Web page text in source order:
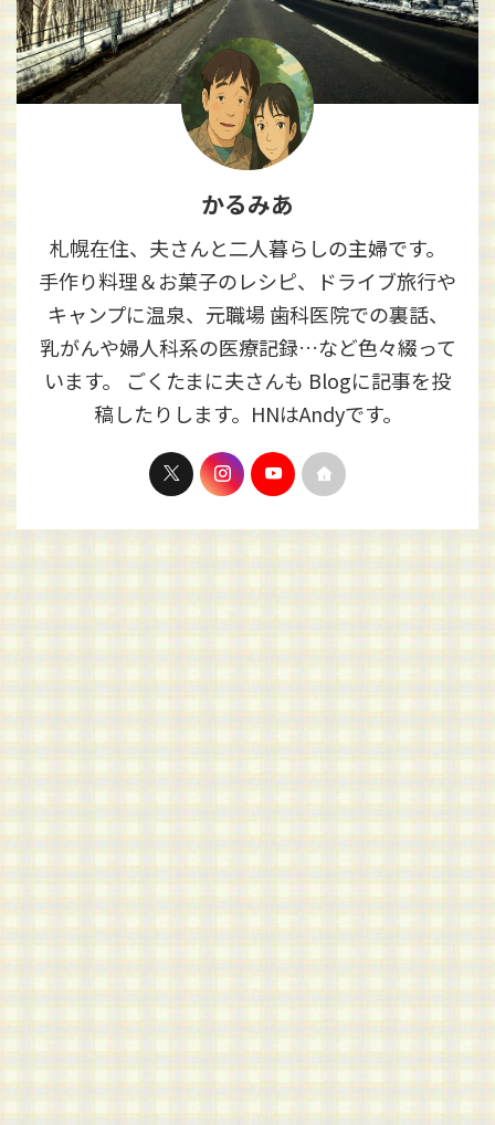
かるみあ
札幌在住、夫さんと二人暮らしの主婦です。
手作り料理＆お菓子のレシピ、ドライブ旅行や
キャンプに温泉、元職場 歯科医院での裏話、
乳がんや婦人科系の医療記録…など色々綴って
います。 ごくたまに夫さんも Blogに記事を投
稿したりします。HNはAndyです。